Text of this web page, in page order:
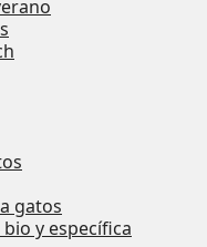
gatos
y específica